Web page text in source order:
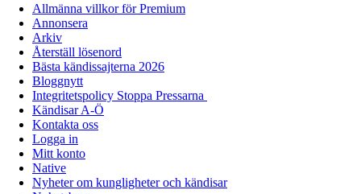
Allmänna villkor för Premium
Annonsera
Arkiv
Återställ lösenord
Bästa kändissajterna 2026
Bloggnytt
Integritetspolicy Stoppa Pressarna
Kändisar A-Ö
Kontakta oss
Logga in
Mitt konto
Native
Nyheter om kungligheter och kändisar